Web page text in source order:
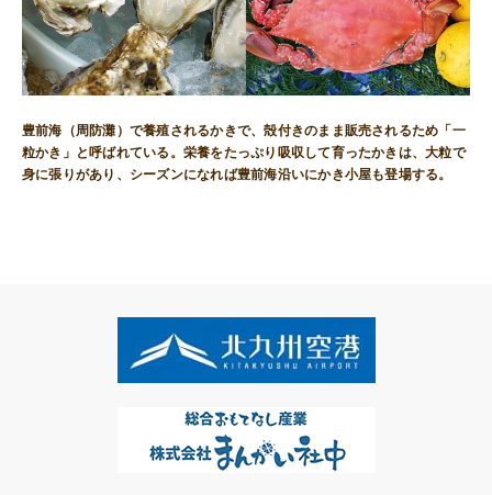
豊前海（周防灘）で養殖されるかきで、殻付きのまま販売されるため「一
粒かき」と呼ばれている。栄養をたっぷり吸収して育ったかきは、大粒で
身に張りがあり、シーズンになれば豊前海沿いにかき小屋も登場する。